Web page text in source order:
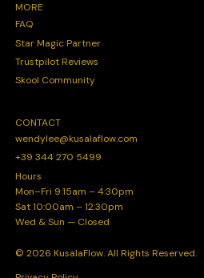
MORE
FAQ
Star Magic Partner
Trustpilot Reviews
Skool Community
CONTACT
wendylee@kusalaflow.com
+39 344 270 5499
Hours
Mon–Fri 9:15am – 4:30pm
Sat 10:00am – 12:30pm
Wed & Sun — Closed
© 2026 KusalaFlow. All Rights Reserved.